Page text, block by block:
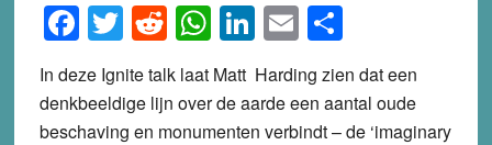
Facebook
Twitter
Reddit
WhatsApp
LinkedIn
EmailShare
In deze Ignite talk laat Matt Harding zien dat een
denkbeeldige lijn over de aarde een aantal oude
beschaving en monumenten verbindt – de ‘imaginary